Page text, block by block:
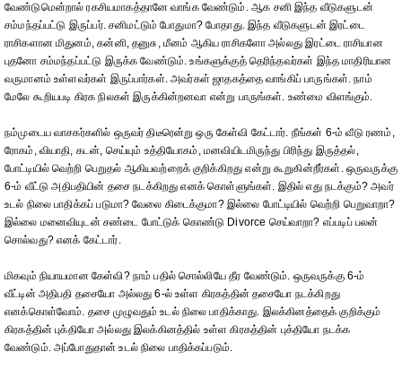
வேண்டுமென்றால் ரகசியமாகத்தானே வாங்க வேண்டும். ஆக சனி இந்த வீடுகளுடன்
சம்மந்தப்பட்டு இருப்பர். சனிமட்டும் போதுமா? போதாது. இந்த வீடுகளுடன் இரட்டை
ராசிகளான மிதுனம், கன்னி, தனுசு, மீனம் ஆகிய ராசிகளோ அல்லது இரட்டை ராசியான
புதனோ சம்மந்தப்பட்டு இருக்க வேண்டும். உங்களுக்குத் தெரிந்தவர்கள் இந்த மாதிரியான
வருமானம் உள்ளவர்கள் இருப்பார்கள். அவர்கள் ஜாதகத்தை வாங்கிப் பாருங்கள். நாம்
மேலே கூறியபடி கிரக நிலகள் இருக்கின்றனவா என்று பாருங்கள். உண்மை விளங்கும்.
நம்முடைய வாசகர்களில் ஒருவர் திடீரென்று ஒரு கேள்வி கேட்டார். நீங்கள் 6-ம் வீடு ரணம்,
ரோகம், வியாதி, கடன், செய்யும் உத்தியோகம், மனவியிடமிருந்து பிரிந்து இருத்தல்,
போட்டியில் வெற்றி பெறுதல் ஆகியவற்றைக் குறிக்கிறது என்று கூறுகின்றீர்கள். ஒருவருக்கு
6-ம் வீட்டு அதிபதியின் தசை நடக்கிறது எனக் கொள்ளுங்கள். இதில் எது நடக்கும்? அவர்
உடல் நிலை பாதிக்கப் படுமா? வேலை கிடைக்குமா? இல்லை போட்டியில் வெற்றி பெறுவாறா?
இல்லை மனைவியுடன் சண்டை போட்டுக் கொண்டு Divorce செய்வாறா? எப்படிப் பலன்
சொல்வது? எனக் கேட்டார்.
மிகவும் நியாயமான கேள்வி? நாம் பதில் சொல்லியே தீர வேண்டும். ஒருவருக்கு 6-ம்
வீட்டின் அதிபதி தசையோ அல்லது 6-ல் உள்ள கிரகத்தின் தசையோ நடக்கிறது
எனக்கொள்வோம். தசை முழுவதும் உடல் நிலை பாதிக்காது. இலக்கினத்தைக் குறிக்கும்
கிரகத்தின் புக்தியோ அல்லது இலக்கினத்தில் உள்ள கிரகத்தின் புக்தியோ நடக்க
வேண்டும். அப்போதுதான் உடல் நிலை பாதிக்கப்படும்.